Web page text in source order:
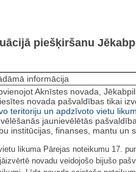
piešķiršanu
informācija
Aknīstes novada,
novada pašvaldības tikai
teritoriju un apdzīvoto vietu
jaunievēlētās
institūcijas, finanses, mantu un
likuma Pārejas noteikumu 17.
novadu veidojošo bijušo